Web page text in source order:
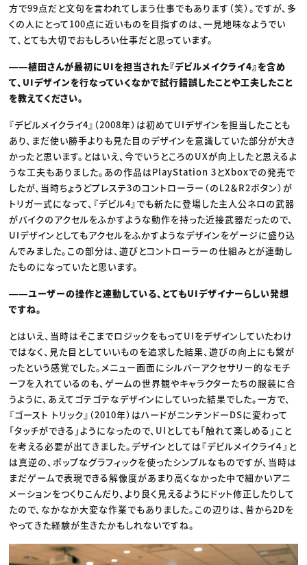
方で99点だと文句を言われてしまう仕事でもあります（笑）。ですが、多
くの人にとって100点に近いものを目指すのは、一見地味なようでい
て、とても大切でおもしろい仕事だと思っています。
――植田さんが最初にUIを担当された『デビルメイクライ4』を含め
て、UIデザインを行なっていくなかで試行錯誤したことや工夫したこと
を教えてください。
『デビルメイクライ4』（2008年）は初めてUIデザインを担当したことも
あり、まだ使い勝手よりも見た目のデザインを意識していた部分が大き
かったと思います。とはいえ、今でいうところのUXが向上したと思えるよ
うな工夫もありました。あの作品はPlayStation 3とXboxでの発売で
したが、当時ちょうどプレステ3のコントローラー（のL2＆R2ボタン）が
トリガー式になって、『デビル4』でも新たに登場した主人公ネロの武器
がバイクのアクセルをふかすような動作を持った近接武器だったので、
UIデザインとしてもアクセルをふかすようなデザインをゲージに盛り込
んでみました。この部分は、遊びとコントローラーの仕組みとが連動し
たものになっていたと思います。
――ユーザーの操作と連動している、とてもUIデザイナーらしい発想
ですね。
とはいえ、当時はそこまでロジックをもってUIをデザインしていたわけ
ではなく、見た目としていいものを追求した結果、遊びの向上にも繋が
ったという感覚でした。メニュー画面にシルバーアクセサリー的なモチ
ーフを入れているのも、ゲームの世界観やキャラクターたちの服装に合
うように、あえてゴテゴテなデザインにしていった結果でした。一方で、
『ゴースト トリック』（2010年）はハードがニンテンドーDSに変わって
「タッチができる」ようになったので、UIとしても「触れて楽しめる」こと
を考える必要が出てきました。デザインとしては『デビルメイクライ４』と
は真逆の、ポップなグラフィックを使ったシンプルなものですが、当時は
まだゲームで表現できる解像度があまり高くなかった中で細かいアニ
メーションをつくりこんだり、より良く見えるようにドット修正したりして
たので、なかなか大変な作業でもありました。この辺りは、昔から2Dを
やってきた経験が生きたかもしれないですね。